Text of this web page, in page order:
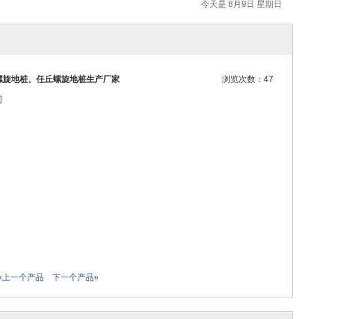
今天是 8月9日 星期日
浏览次数：47
地桩、任丘螺旋地桩生产厂家
上一个产品 下一个产品»